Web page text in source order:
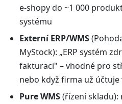
e-shopy do ~1 000
systému
Externí ERP/WMS
MyStock): „ERP systém
fakturaci" – vhodné pro
nebo když firma už účtuje
Pure WMS(řízení skladu):